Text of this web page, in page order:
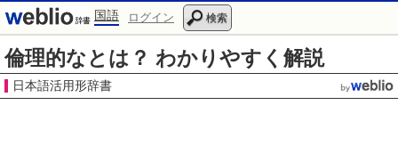
国語 ログイン 検索
倫理的なとは？ わかりやすく解説
日本語活用形辞書